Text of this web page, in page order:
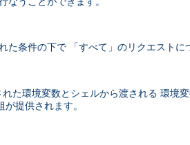
た条件の下で 「すべて」のリクエスト
た環境変数とシェルから渡される 環境
提供されます。